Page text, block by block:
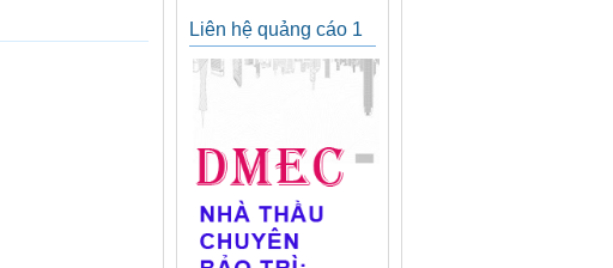
Liên hệ quảng cáo 1